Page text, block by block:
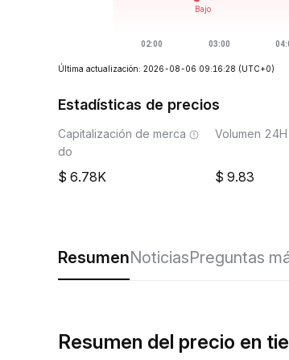
Última actualización: 2026-08-06 09:16:28 (UTC+0)
Estadísticas de precios
Capitalización de merca
do
6.78K
Volumen 24H
9.83
ResumenNoticiasPreguntas
Resumen del precio en